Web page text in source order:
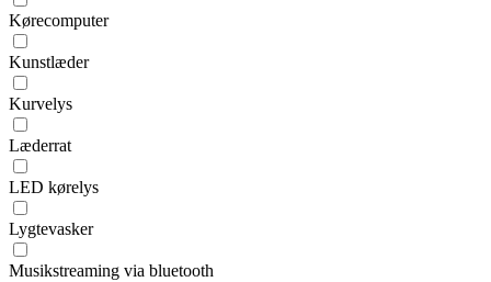
Kørecomputer
Kunstlæder
Kurvelys
Læderrat
LED kørelys
Lygtevasker
Musikstreaming via bluetooth